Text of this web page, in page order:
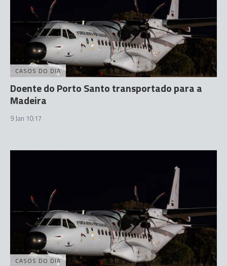
CASOS DO DIA
Doente do Porto Santo transportado para a
Madeira
9 Jan 10:17
CASOS DO DIA